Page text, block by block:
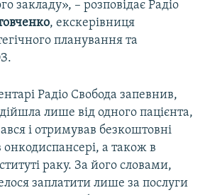
закладу», – розповідає Радіо
, екскерівниця
планування та
Радіо Свобода запевнив,
лише від одного пацієнта,
і отримував безкоштовні
а також в
раку. За його словами,
заплатити лише за послуги